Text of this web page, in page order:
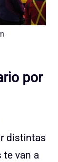
por
distintas
van a